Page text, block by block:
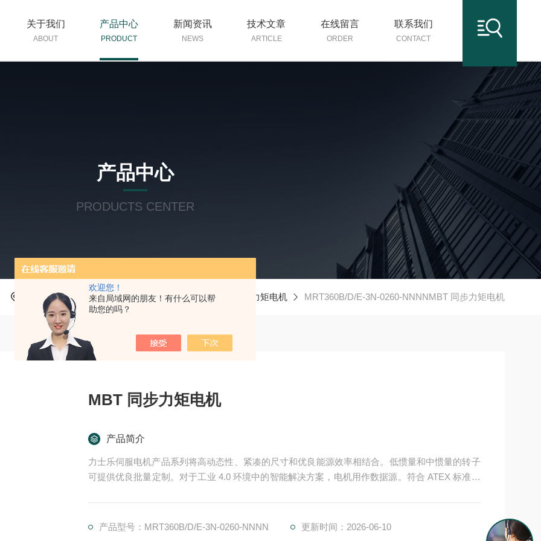
欢迎您！
来自局域网的朋友！有什么可以帮
助您的吗？
关于我们
ABOUT
产品中心
PRODUCT
新闻资讯
NEWS
技术文章
ARTICLE
在线留言
ORDER
联系我们
CONTACT
产品中心
PRODUCTS CENTER
当前位置：首页 产品中心 力士乐Rexroth 同步力矩电机 MRT360B/D/E-3N-0260-NNNNMBT 同步力矩电机
MBT 同步力矩电机
产品简介
力士乐伺服电机产品系列将高动态性、紧凑的尺寸和优良能源效率相结合。低惯量和中惯量的转子
可提供优良批量定制。对于工业 4.0 环境中的智能解决方案，电机用作数据源。符合 ATEX 标准的
产品型号：MRT360B/D/E-3N-0260-NNNN 更新时间：2026-06-10